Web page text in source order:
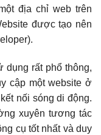
địa chỉ web trên
được tạo nên
dụng rất phổ thông,
cập một website ở
nối sóng di động.
xuyên tương tác
cụ tốt nhất và duy